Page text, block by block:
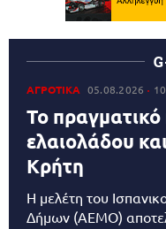
ΑΓΡΟΤΙΚΑ 05.08.2026
Το
ελαιολάδου
Κρήτη
Η μελέτη του
Δήμων (AEMO)